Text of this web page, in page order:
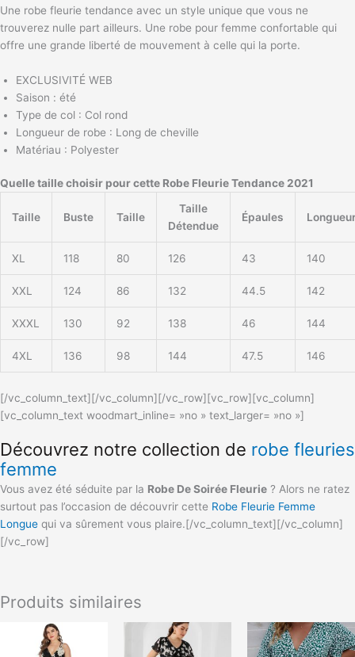
Une robe fleurie tendance avec un style unique que vous ne
trouverez nulle part ailleurs. Une robe pour femme confortable qui
offre une grande liberté de mouvement à celle qui la porte.
EXCLUSIVITÉ WEB
Saison : été
Type de col : Col rond
Longueur de robe : Long de cheville
Matériau : Polyester
Quelle taille choisir pour cette Robe Fleurie Tendance 2021
Taille Buste Taille
Taille
Détendue
Épaules Longueur
XL 118 80 126 43 140
XXL 124 86 132 44.5 142
XXXL 130 92 138 46 144
4XL 136 98 144 47.5 146
[/vc_column_text][/vc_column][/vc_row][vc_row][vc_column]
[vc_column_text woodmart_inline= »no » text_larger= »no »]
Découvrez notre collection de robe fleuries
femme
Vous avez été séduite par la Robe De Soirée Fleurie ? Alors ne ratez
surtout pas l’occasion de découvrir cette Robe Fleurie Femme
Longue qui va sûrement vous plaire.[/vc_column_text][/vc_column]
[/vc_row]
Produits similaires